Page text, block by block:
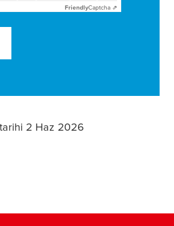
FriendlyCaptcha ⇗
2 Haz 2026